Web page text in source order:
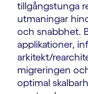
tillgångstunga
utmaningar
och snabbhet.
applikationer,
arkitekt/
migreringen
optimal